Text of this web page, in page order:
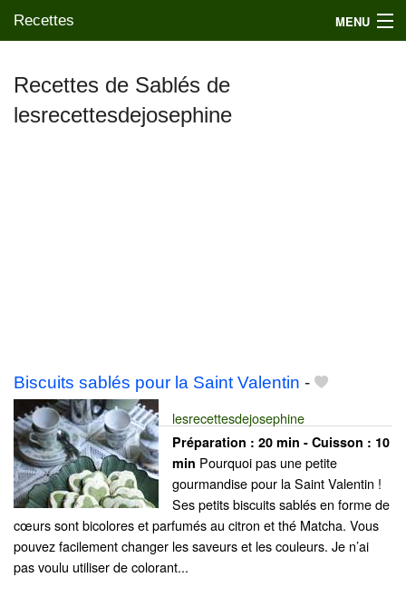
Recettes MENU
Mes blogs préférés
Recettes de Sablés de
lesrecettesdejosephine
Biscuits sablés pour la Saint Valentin -
lesrecettesdejosephine
Préparation : 20 min - Cuisson : 10
min Pourquoi pas une petite
gourmandise pour la Saint Valentin !
Ses petits biscuits sablés en forme de
cœurs sont bicolores et parfumés au citron et thé Matcha. Vous
pouvez facilement changer les saveurs et les couleurs. Je n’ai
pas voulu utiliser de colorant...